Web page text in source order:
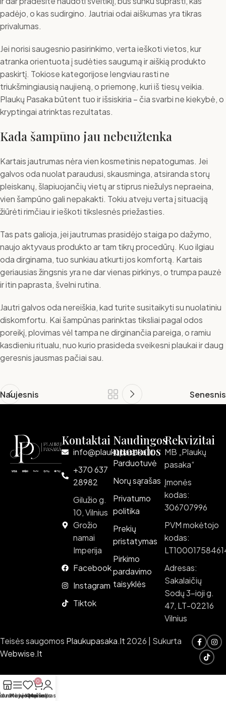
padėjo, o kas sudirgino. Jautriai odai aiškumas yra tikras
privalumas.
Jei norisi saugesnio pasirinkimo, verta ieškoti vietos, kur
atranka orientuota į sudėties saugumą ir aiškią produkto
paskirtį. Tokiose kategorijose lengviau rasti ne
triukšmingiausią naujieną, o priemonę, kuri iš tiesų veikia.
Plaukų Pasaka būtent tuo ir išsiskiria – čia svarbi ne kiekybė, o
kryptingai atrinktas rezultatas.
Kada šampūno jau nebeužtenka
Kartais jautrumas nėra vien kosmetinis nepatogumas. Jei
galvos oda nuolat paraudusi, skausminga, atsiranda storų
pleiskanų, šlapiuojančių vietų ar stiprus niežulys nepraeina,
vien šampūno gali nepakakti. Tokiu atveju verta į situaciją
žiūrėti rimčiau ir ieškoti tikslesnės priežasties.
Tas pats galioja, jei jautrumas prasidėjo staiga po dažymo,
naujo aktyvaus produkto ar tam tikrų procedūrų. Kuo ilgiau
oda dirginama, tuo sunkiau atkurti jos komfortą. Kartais
geriausias žingsnis yra ne dar vienas pirkinys, o trumpa pauzė
ir itin paprasta, švelni rutina.
Jautri galvos oda nereiškia, kad turite susitaikyti su nuolatiniu
diskomfortu. Kai šampūnas parinktas tiksliai pagal odos
poreikį, plovimas vėl tampa ne dirginančia pareiga, o ramiu
kasdieniu ritualu, nuo kurio prasideda sveikesni plaukai ir daug
geresnis jausmas pačiai sau.
Naujesnis Senesnis
Kontaktai
info@plaukupasaka.lt
+370 637
28982
Gilužio g.
10, Vilnius
Grožio
namai
Imperija
Facebook
Instagram
Tiktok
Naudingos
nuorodos
Parduotuvė
Norų sąrašas
Privatumo
politika
Prekių
pristatymas
Pirkimo
pardavimo
taisyklės
Rekvizitai
MB „Plaukų
pasaka“
Įmonės
kodas:
306707996
PVM mokėtojo
kodas:
Adresas:
Sakalaičių
Sodų 3-ioji g.
47, LT-02216
Vilnius
Teisės saugomos Plaukupasaka.lt 2026 | Sukurta
Webwise.lt
juosta
Norų sąrašas
0
Krepšelis
Mano paskyra